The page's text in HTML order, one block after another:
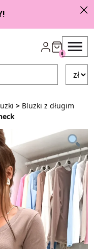
0
> Bluzki z długim